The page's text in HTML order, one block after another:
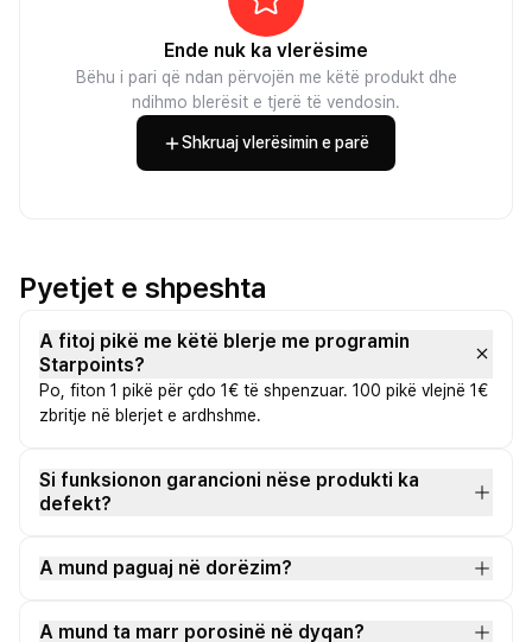
Ende nuk ka vlerësime
Bëhu i pari që ndan përvojën me këtë produkt dhe
ndihmo blerësit e tjerë të vendosin.
Shkruaj vlerësimin e parë
Pyetjet e shpeshta
A fitoj pikë me këtë blerje me programin
Starpoints?
Po, fiton 1 pikë për çdo 1€ të shpenzuar. 100 pikë vlejnë 1€
zbritje në blerjet e ardhshme.
Si funksionon garancioni nëse produkti ka
defekt?
A mund paguaj në dorëzim?
A mund ta marr porosinë në dyqan?